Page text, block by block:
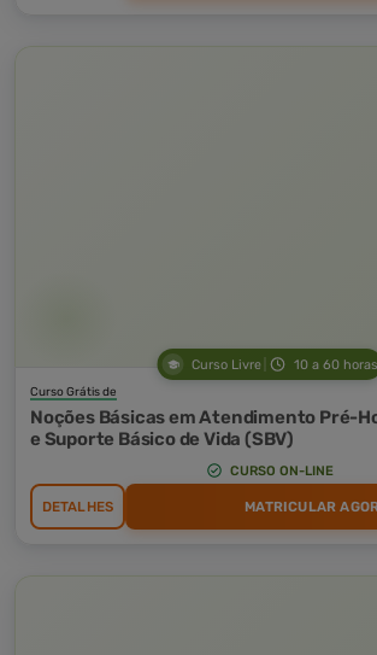
Curso Livre 10 a 60 horas
Curso Grátis de
Noções Básicas em Atendimento Pré-
e Suporte Básico de Vida (SBV)
CURSO ON-LINE
DETALHES MATRICULAR